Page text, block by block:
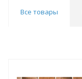
Все товары